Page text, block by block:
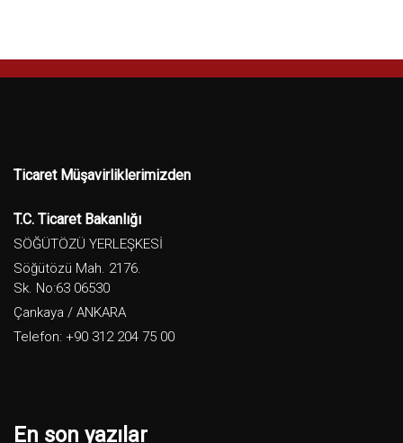
Ticaret Müşavirliklerimizden
T.C. Ticaret Bakanlığı
SÖĞÜTÖZÜ YERLEŞKESİ
Söğütözü Mah. 2176.
Sk. No:63 06530
Çankaya / ANKARA
Telefon: +90 312 204 75 00
En son yazılar